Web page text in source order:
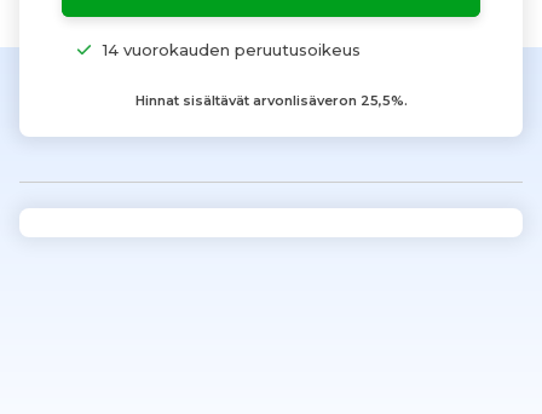
14 vuorokauden peruutusoikeus
Hinnat sisältävät arvonlisäveron 25,5%.